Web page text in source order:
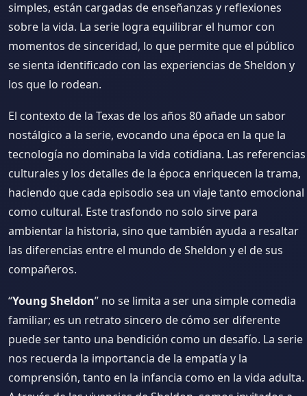
simples, están cargadas de enseñanzas y reflexiones
sobre la vida. La serie logra equilibrar el humor con
momentos de sinceridad, lo que permite que el público
se sienta identificado con las experiencias de Sheldon y
los que lo rodean.
El contexto de la Texas de los años 80 añade un sabor
nostálgico a la serie, evocando una época en la que la
tecnología no dominaba la vida cotidiana. Las referencias
culturales y los detalles de la época enriquecen la trama,
haciendo que cada episodio sea un viaje tanto emocional
como cultural. Este trasfondo no solo sirve para
ambientar la historia, sino que también ayuda a resaltar
las diferencias entre el mundo de Sheldon y el de sus
compañeros.
“Young Sheldon” no se limita a ser una simple comedia
familiar; es un retrato sincero de cómo ser diferente
puede ser tanto una bendición como un desafío. La serie
nos recuerda la importancia de la empatía y la
comprensión, tanto en la infancia como en la vida adulta.